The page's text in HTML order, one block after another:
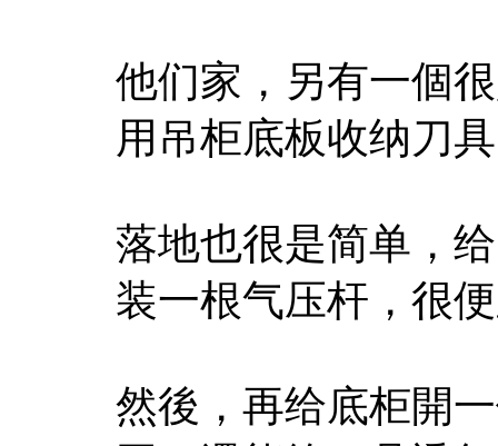
他们家，另有一個
用吊柜底板收纳刀
落地也很是简单，
装一根气压杆，很
然後，再给底柜開